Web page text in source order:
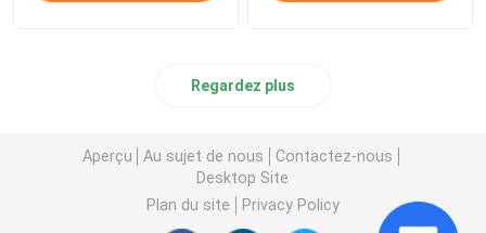
Regardez plus
Aperçu Au sujet de nous
Contactez-nous
Desktop Site
Plan du site
Privacy Policy